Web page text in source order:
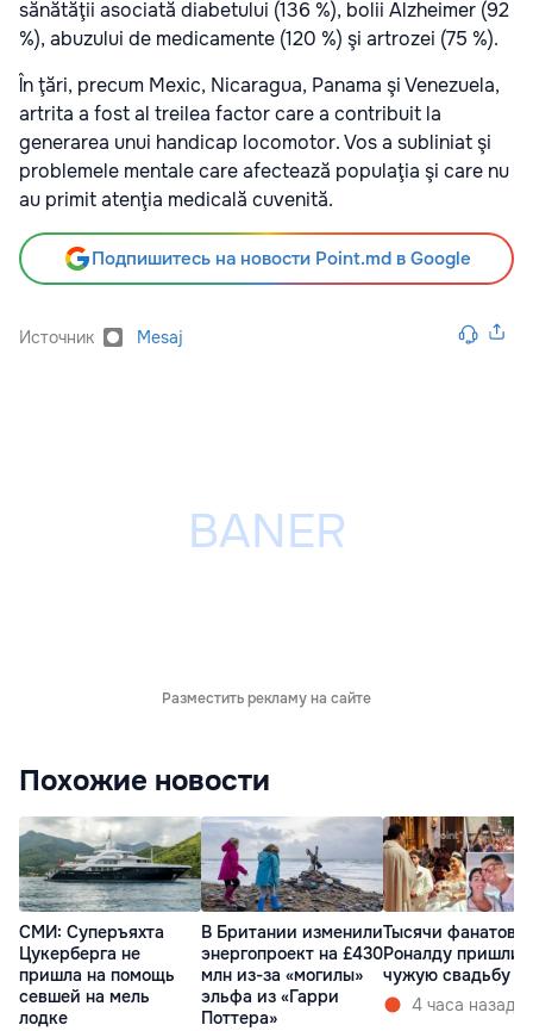
sănătăţii asociată diabetului (136 %), bolii Alzheimer (92
%), abuzului de medicamente (120 %) şi artrozei (75 %).
În ţări, precum Mexic, Nicaragua, Panama şi Venezuela,
artrita a fost al treilea factor care a contribuit la
generarea unui handicap locomotor. Vos a subliniat şi
problemele mentale care afectează populaţia şi care nu
au primit atenţia medicală cuvenită.
Подпишитесь на новости Point.md в Google
Источник Mesaj
Разместить рекламу на сайте
Похожие новости
СМИ: Суперъяхта
Цукерберга не
пришла на помощь
севшей на мель
лодке
В Британии изменили
энергопроект на £430
млн из-за «могилы»
эльфа из «Гарри
Поттера»
Тысячи фанатов
Роналду пришли
чужую свадьбу
4 часа назад